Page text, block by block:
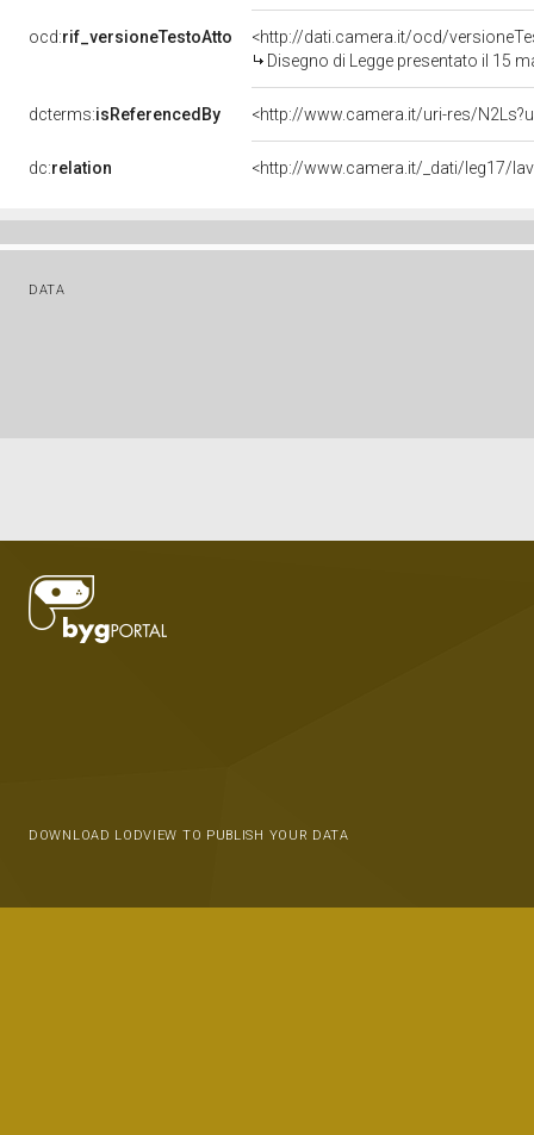
ocd:rif_versioneTestoAtto
<http://dati.camera.it/ocd/
Disegno di Legge presentato il 15
dcterms:isReferencedBy <http://www.camera.it/uri-res/
dc:relation <http://www.camera.it/_dati/leg17/
DATA
DOWNLOAD LODVIEW TO PUBLISH YOUR DATA